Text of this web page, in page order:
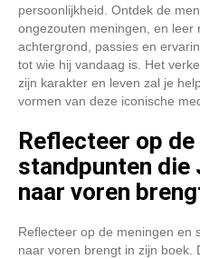
persoonlijkheid. Ontdek de
ongezouten meningen, en leer
achtergrond, passies en
tot wie hij vandaag is. Het
zijn karakter en leven zal je
vormen van deze iconische
Reflecteer op de
standpunten die
naar voren
Reflecteer op de meningen en
naar voren brengt in zijn boek.